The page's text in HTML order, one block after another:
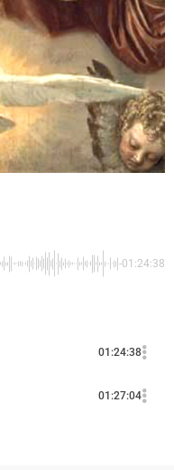
-01:24:38
01:24:38
01:27:04